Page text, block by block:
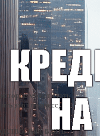
может стать
этот процесс,
как взять